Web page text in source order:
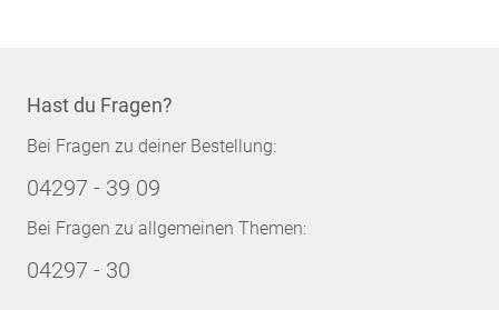
Hast du Fragen?
Bei Fragen zu deiner Bestellung:
04297 - 39 09
Bei Fragen zu allgemeinen Themen:
04297 - 30